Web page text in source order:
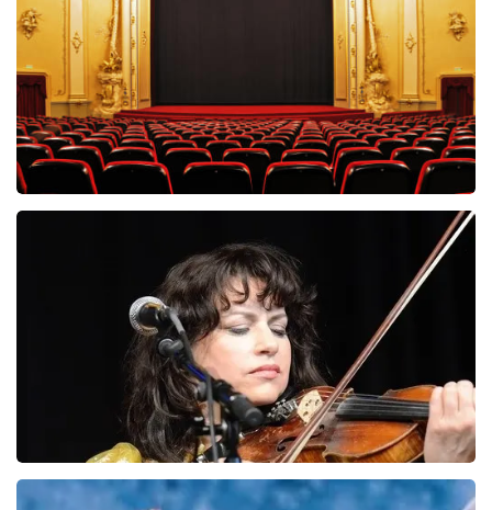
reviews
BEKIJKEN
Ellen Ten Damme